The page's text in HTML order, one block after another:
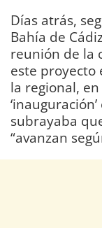
Días atrás,
Bahía de
reunión de la
este proyecto
la regional,
subrayaba
“avanzan